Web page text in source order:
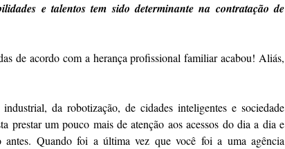
e talentos tem sido determinante na contratação de
de acordo com a herança profissional familiar acabou! Aliás,
da robotização, de cidades inteligentes e sociedade
prestar um pouco mais de atenção aos acessos do dia a dia e
antes. Quando foi a última vez que você foi a uma agência